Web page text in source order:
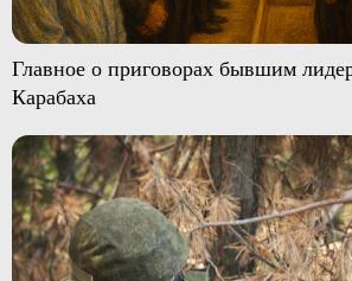
Главное о приговорах бывшим
Карабаха